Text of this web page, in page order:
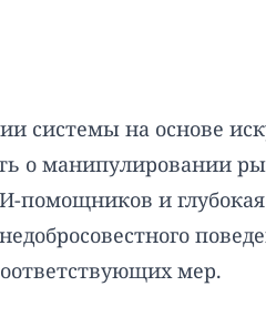
системы на основе
о манипулировании
помощников и
мер.